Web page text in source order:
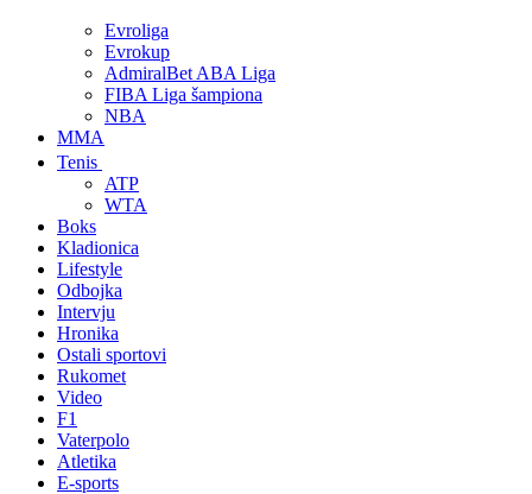
Evroliga
Evrokup
AdmiralBet ABA Liga
FIBA Liga šampiona
NBA
MMA
Tenis
ATP
WTA
Boks
Kladionica
Lifestyle
Odbojka
Intervju
Hronika
Ostali sportovi
Rukomet
Video
F1
Vaterpolo
Atletika
E-sports